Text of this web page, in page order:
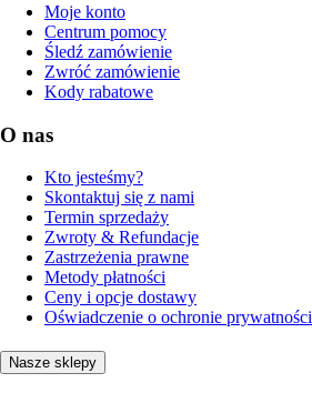
Moje konto
Centrum pomocy
Śledź zamówienie
Zwróć zamówienie
Kody rabatowe
O nas
Kto jesteśmy?
Skontaktuj się z nami
Termin sprzedaży
Zwroty & Refundacje
Zastrzeżenia prawne
Metody płatności
Ceny i opcje dostawy
Oświadczenie o ochronie prywatności
Nasze sklepy